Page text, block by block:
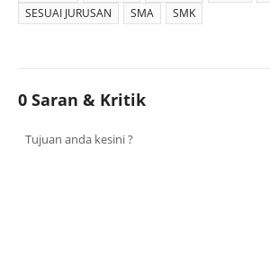
SESUAI JURUSAN
SMA SMK
0 Saran & Kritik
Tujuan anda kesini ?